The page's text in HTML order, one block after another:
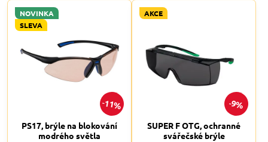
11%
NOVINKA
SLEVA
PS17, brýle na blokování
modrého světla
9%
AKCE
SUPER F OTG, ochranné
svářečské brýle